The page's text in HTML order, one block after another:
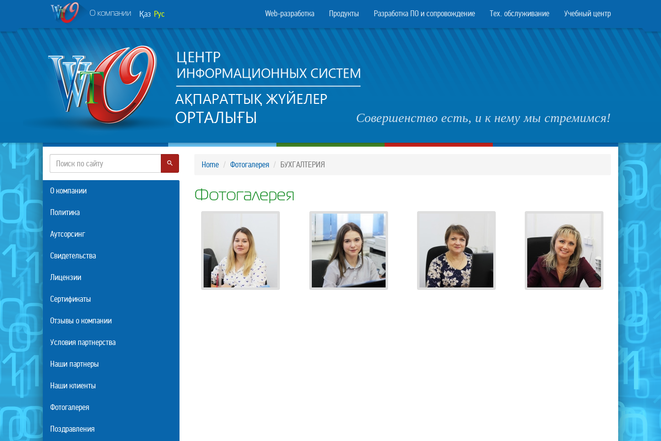
О компании Қаз Рус Web-разработка Продукты Разработка ПО и сопровождение Тех. обслуживание Учебный центр
Совершенство есть, и к нему мы стремимся!
Home Фотогалерея БУХГАЛТЕРИЯ
Фотогалерея
О компании
Политика
Аутсорсинг
Свидетельства
Лицензии
Сертификаты
Отзывы о компании
Условия партнерства
Наши партнеры
Наши клиенты
Фотогалерея
Поздравления